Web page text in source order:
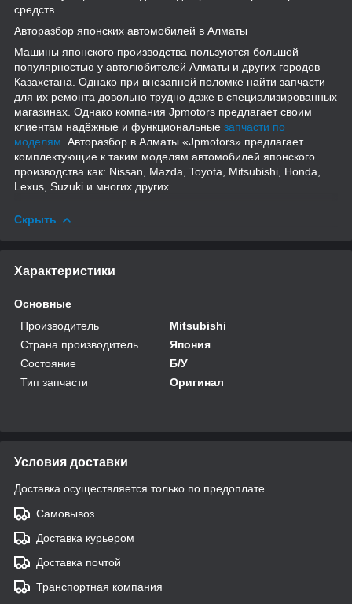
средств.
Авторазбор японских автомобилей в Алматы
Машины японского производства пользуются большой
популярностью у автолюбителей Алматы и других городов
Казахстана. Однако при внезапной поломке найти запчасти
для их ремонта довольно трудно даже в специализированных
магазинах. Однако компания Jpmotors предлагает своим
клиентам надёжные и функциональные запчасти по
моделям . Авторазбор в Алматы «Jpmotors» предлагает
комплектующие к таким моделям автомобилей японского
производства как: Nissan, Mazda, Toyota, Mitsubishi, Honda,
Lexus, Suzuki и многих других.
Скрыть
Характеристики
Основные
Производитель
Mitsubishi
Страна производитель
Япония
Состояние
Б/У
Тип запчасти
Оригинал
Условия доставки
Доставка осуществляется только по предоплате.
Самовывоз
Доставка курьером
Доставка почтой
Транспортная компания